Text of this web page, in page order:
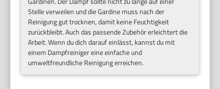
Stelle verweilen und die Gardine muss nach der
Reinigung gut trocknen, damit keine Feuchtigkeit
zurückbleibt. Auch das passende Zubehör erleichtert die
Arbeit. Wenn du dich darauf einlässt, kannst du mit
einem Dampfreiniger eine einfache und
umweltfreundliche Reinigung erreichen.